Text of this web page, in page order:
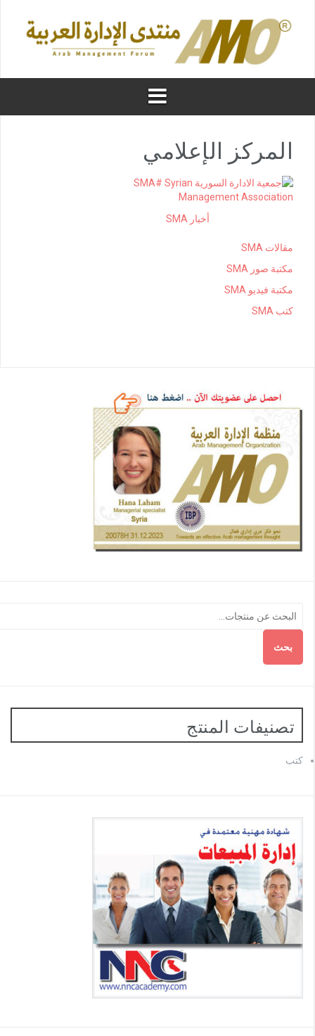
المركز الإعلامي
أخبار SMA
مقالات SMA
مكتبة صور SMA
مكتبة فيديو SMA
كتب SMA
بحث
تصنيفات المنتج
كتب